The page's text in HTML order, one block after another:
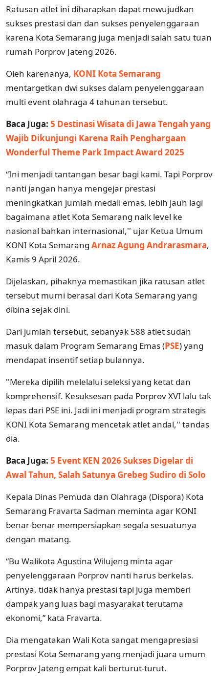
Ratusan atlet ini diharapkan dapat mewujudkan
sukses prestasi dan dan sukses penyelenggaraan
karena Kota Semarang juga menjadi salah satu tuan
rumah Porprov Jateng 2026.
Oleh karenanya, KONI Kota Semarang
mentargetkan dwi sukses dalam penyelenggaraan
multi event olahraga 4 tahunan tersebut.
Baca Juga: 5 Destinasi Wisata di Jawa Tengah yang
Wajib Dikunjungi Karena Raih Penghargaan
Wonderful Theme Park Impact Award 2025
“Ini menjadi tantangan besar bagi kami. Tapi Porprov
nanti jangan hanya mengejar prestasi
meningkatkan jumlah medali emas, lebih jauh lagi
bagaimana atlet Kota Semarang naik level ke
nasional bahkan internasional,'' ujar Ketua Umum
KONI Kota Semarang Arnaz Agung Andrarasmara,
Kamis 9 April 2026.
Dijelaskan, pihaknya memastikan jika ratusan atlet
tersebut murni berasal dari Kota Semarang yang
dibina sejak dini.
Dari jumlah tersebut, sebanyak 588 atlet sudah
masuk dalam Program Semarang Emas (PSE) yang
mendapat insentif setiap bulannya.
''Mereka dipilih melelalui seleksi yang ketat dan
komprehensif. Kesuksesan pada Porprov XVI lalu tak
lepas dari PSE ini. Jadi ini menjadi program strategis
KONI Kota Semarang mencetak atlet andal,'' tandas
dia.
Baca Juga: 5 Event KEN 2026 Sukses Digelar di
Awal Tahun, Salah Satunya Grebeg Sudiro di Solo
Kepala Dinas Pemuda dan Olahraga (Dispora) Kota
Semarang Fravarta Sadman meminta agar KONI
benar-benar mempersiapkan segala sesuatunya
dengan matang.
“Bu Walikota Agustina Wilujeng minta agar
penyelenggaraan Porprov nanti harus berkelas.
Artinya, tidak hanya prestasi tapi juga memberi
dampak yang luas bagi masyarakat terutama
ekonomi,” kata Fravarta.
Dia mengatakan Wali Kota sangat mengapresiasi
prestasi Kota Semarang yang menjadi juara umum
Porprov Jateng empat kali berturut-turut.